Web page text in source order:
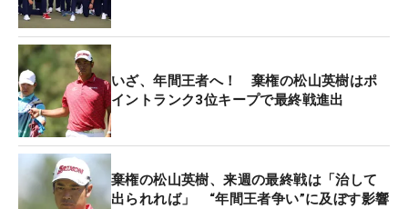
いざ、年間王者へ！ 棄権の松山英樹はポ
イントランク3位キープで最終戦進出
棄権の松山英樹、来週の最終戦は「治して
出られれば」 “年間王者争い”に及ぼす影響